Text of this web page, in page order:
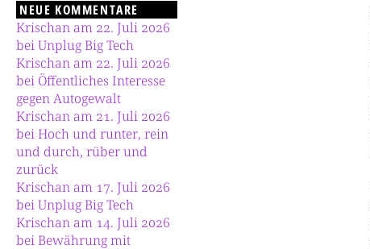
NEUE KOMMENTARE
Krischan am 22. Juli 2026
bei Unplug Big Tech
Krischan am 22. Juli 2026
bei Öffentliches Interesse
gegen Autogewalt
Krischan am 21. Juli 2026
bei Hoch und runter, rein
und durch, rüber und
zurück
Krischan am 17. Juli 2026
bei Unplug Big Tech
Krischan am 14. Juli 2026
bei Bewährung mit